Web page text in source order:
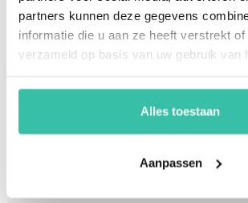
partners kunnen deze gegevens
informatie die u aan ze heeft verstrekt
verzameld op basis van uw gebruik van
Alles toestaan
Aanpassen
Onze branches